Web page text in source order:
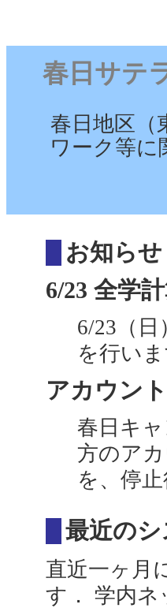
春日サテ
春日地区（
ワーク等に
お知らせ
6/23 全学
6/23（
を行いま
アカウン
春日キ
方のア
を、停
最近の
直近一ヶ月
す． 学内